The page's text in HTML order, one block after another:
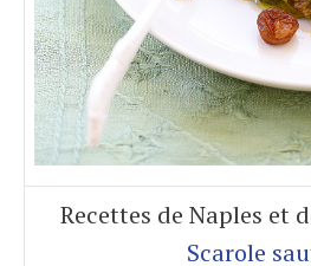
Recettes de Naples et
Scarole